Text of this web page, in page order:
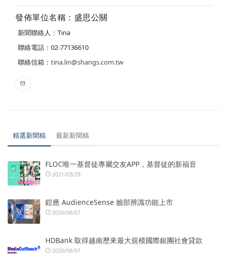
發佈單位名稱：盛思公關
新聞聯絡人：Tina
聯絡電話：02-77136610
聯絡信箱： tina.lin@shangs.com.tw
精選新聞稿 最新新聞稿
FLOC唯一基督徒專屬交友APP，基督徒的新福音
2021/03/29
鎧應 AudienceSense 臉部辨識功能上市
2026/08/07
HDBank 取得越南歷來最大規模國際銀團社會貸款
2026/08/07